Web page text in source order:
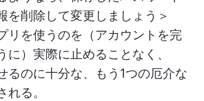
を削除して変更しましょう＞
リを使うのを（アカウントを完
に）実際に止めることなく、
るのに十分な、もう1つの厄介な
れる。